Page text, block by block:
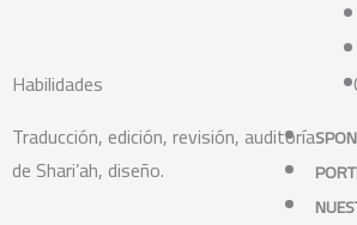
Habilidades
Traducción, edición, revisión, auditoría
de Shari’ah, diseño.